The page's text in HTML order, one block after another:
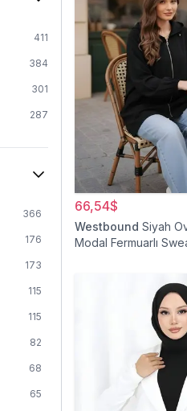
411
384
301
287
366
176
173
115
115
82
68
65
66,54$
Westbound Siyah
Modal Fermuarlı